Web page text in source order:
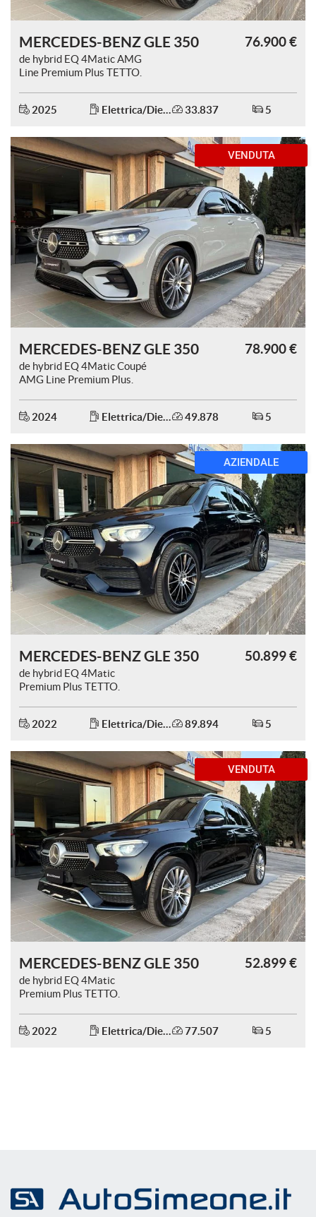
MERCEDES-BENZ GLE 350
de hybrid EQ 4Matic AMG
Line Premium Plus TETTO.
76.900 €
2025 Elettrica/Diesel 33.837 5
VENDUTA
MERCEDES-BENZ GLE 350
de hybrid EQ 4Matic Coupé
AMG Line Premium Plus.
78.900 €
2024 Elettrica/Diesel 49.878 5
AZIENDALE
MERCEDES-BENZ GLE 350
de hybrid EQ 4Matic
Premium Plus TETTO.
50.899 €
2022 Elettrica/Diesel 89.894 5
VENDUTA
MERCEDES-BENZ GLE 350
de hybrid EQ 4Matic
Premium Plus TETTO.
52.899 €
2022 Elettrica/Diesel 77.507 5